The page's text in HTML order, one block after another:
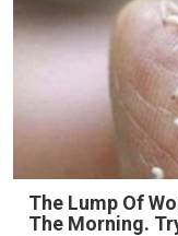
The Lump Of
The Morning.